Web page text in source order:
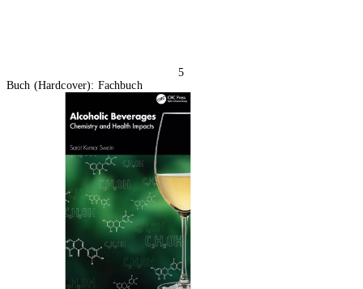
5
Buch (Hardcover): Fachbuch